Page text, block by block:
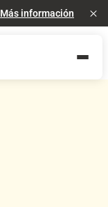
Más información